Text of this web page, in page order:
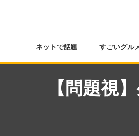
ネットで話題 すごいグル
【問題視